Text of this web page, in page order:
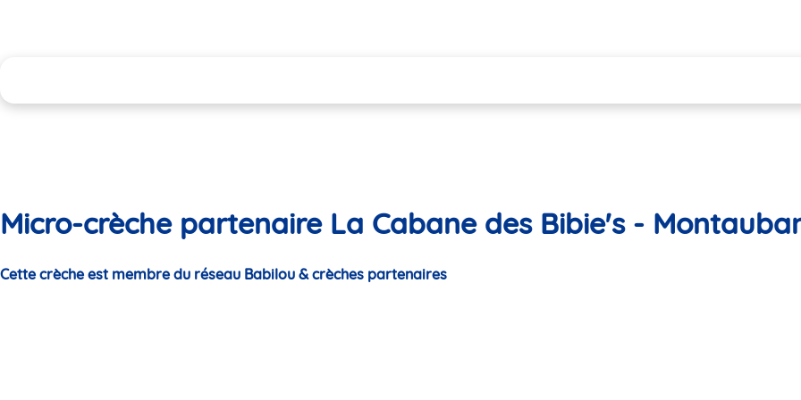
Micro-crèche partenaire La Cabane des Bibie's -
Cette crèche est membre du réseau Babilou & crèches partenaires